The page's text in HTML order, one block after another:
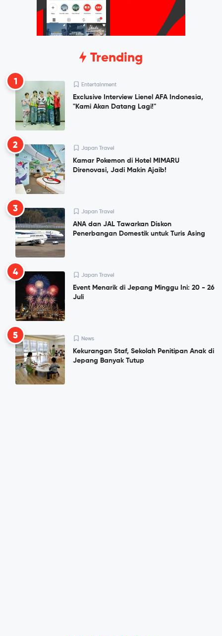
Trending
1 Entertainment
Exclusive Interview Lienel AFA Indonesia,
"Kami Akan Datang Lagi!"
2 Japan Travel
Kamar Pokemon di Hotel MIMARU
Direnovasi, Jadi Makin Ajaib!
3 Japan Travel
ANA dan JAL Tawarkan Diskon
Penerbangan Domestik untuk Turis Asing
4 Japan Travel
Event Menarik di Jepang Minggu Ini: 20 - 26
Juli
5 News
Kekurangan Staf, Sekolah Penitipan Anak di
Jepang Banyak Tutup